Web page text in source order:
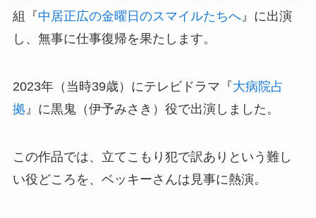
組『中居正広の金曜日のスマイルたちへ』に出演
し、無事に仕事復帰を果たします。
2023年（当時39歳）にテレビドラマ『大病院占
拠』に黒鬼（伊予みさき）役で出演しました。
この作品では、立てこもり犯で訳ありという難し
い役どころを、ベッキーさんは見事に熱演。